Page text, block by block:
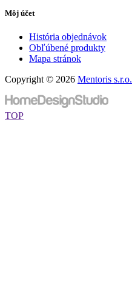
Môj účet
História objednávok
Obľúbené produkty
Mapa stránok
Copyright © 2026 Mentoris s.r.o.
TOP